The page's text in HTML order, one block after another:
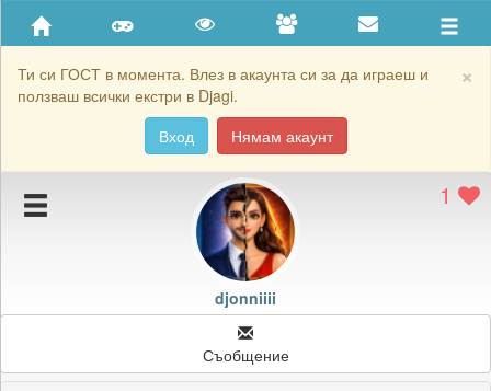
×
Ти си ГОСТ в момента. Влез в акаунта си за да играеш и
ползваш всички екстри в Djagi.
Вход
Нямам акаунт
Приятели
Хронология на игри
Подаръците на djonniiii
Картичките на djonniiii
1
djonniiii
Съобщение